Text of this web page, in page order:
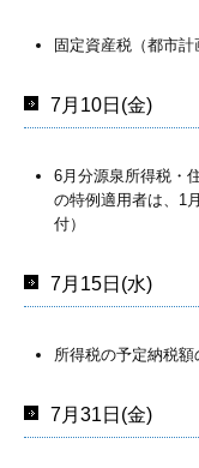
お問合せフォーム
無料相談について
固定資産税（都市
7月10日(金)
6月分源泉所得税・
の特例適用者は、1
付）
7月15日(水)
所得税の予定納税
7月31日(金)